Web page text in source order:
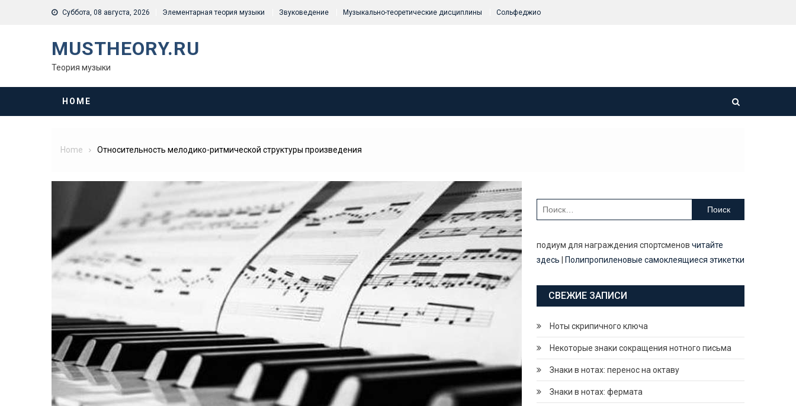
Суббота, 08 августа, 2026 Элементарная теория музыки Звуковедение Музыкально-теоретические дисциплины Сольфеджио
MUSTHEORY.RU
Теория музыки
HOME
Home Относительность мелодико-ритмической структуры произведения
Найти:
подиум для награждения спортсменов читайте
здесь
Полипропиленовые самоклеящиеся этикетки
СВЕЖИЕ ЗАПИСИ
Ноты скрипичного ключа
Некоторые знаки сокращения нотного письма
Знаки в нотах: перенос на октаву
Знаки в нотах: фермата